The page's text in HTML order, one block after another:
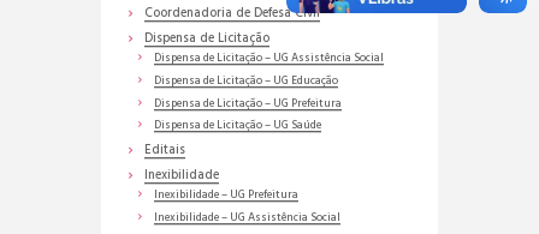
Coordenadoria de Defesa Civil
Dispensa de Licitação
Dispensa de Licitação – UG Assistência Social
Dispensa de Licitação – UG Educação
Dispensa de Licitação – UG Prefeitura
Dispensa de Licitação – UG Saúde
Editais
Inexibilidade
Inexibilidade – UG Prefeitura
Inexibilidade – UG Assistência Social